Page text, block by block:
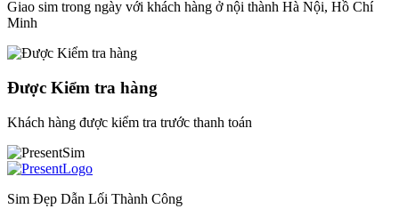
Giao sim trong ngày với khách hàng ở nội thành Hà Nội, Hồ Chí
Minh
Được Kiểm tra hàng
Khách hàng được kiểm tra trước thanh toán
Sim Đẹp Dẫn Lối Thành Công